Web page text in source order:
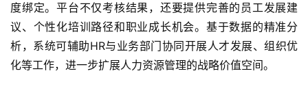
度绑定。平台不仅考核结果，还要提供完善的员工发展建
议、个性化培训路径和职业成长机会。基于数据的精准分
析，系统可辅助HR与业务部门协同开展人才发展、组织优
化等工作，进一步扩展人力资源管理的战略价值空间。